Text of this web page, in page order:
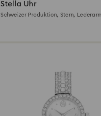
Stella Uhr
Schweizer Produktion, Stern,